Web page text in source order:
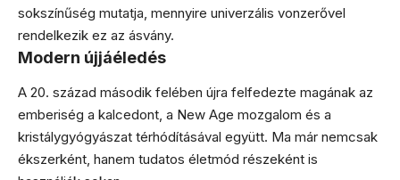
sokszínűség mutatja, mennyire univerzális vonzerővel
rendelkezik ez az ásvány.
Modern újjáéledés
A 20. század második felében újra felfedezte magának az
emberiség a kalcedont, a New Age mozgalom és a
kristálygyógyászat térhódításával együtt. Ma már nemcsak
ékszerként, hanem tudatos életmód részeként is